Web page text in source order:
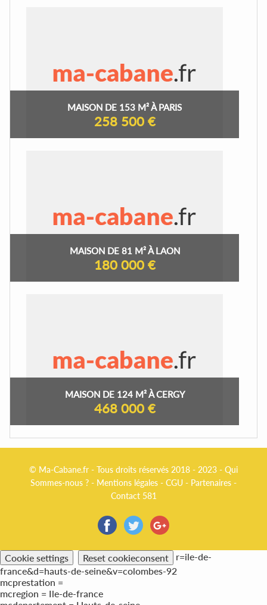
MAISON DE 153 M² À PARIS
258 500 €
MAISON DE 81 M² À LAON
180 000 €
MAISON DE 124 M² À CERGY
468 000 €
© Ma-Cabane.fr - Tous droits réservés 2018 - 2023 - Qui
Sommes-nous ? - Mentions légales - CGU - Partenaires -
Contact 581
Cookie settings Reset cookieconsent
r=ile-de-
france&d=hauts-de-seine&v=colombes-92
mcprestation =
mcregion = Ile-de-france